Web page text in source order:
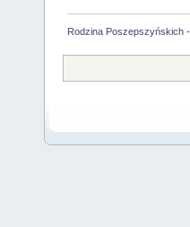
Rodzina Poszepszyńskich